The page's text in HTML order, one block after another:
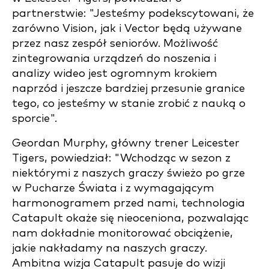
partnerstwie: "Jesteśmy podekscytowani, że
zarówno Vision, jak i Vector będą używane
przez nasz zespół seniorów. Możliwość
zintegrowania urządzeń do noszenia i
analizy wideo jest ogromnym krokiem
naprzód i jeszcze bardziej przesunie granice
tego, co jesteśmy w stanie zrobić z nauką o
sporcie".
Geordan Murphy, główny trener Leicester
Tigers, powiedział: "Wchodząc w sezon z
niektórymi z naszych graczy świeżo po grze
w Pucharze Świata i z wymagającym
harmonogramem przed nami, technologia
Catapult okaże się nieoceniona, pozwalając
nam dokładnie monitorować obciążenie,
jakie nakładamy na naszych graczy.
Ambitna wizja Catapult pasuje do wizji